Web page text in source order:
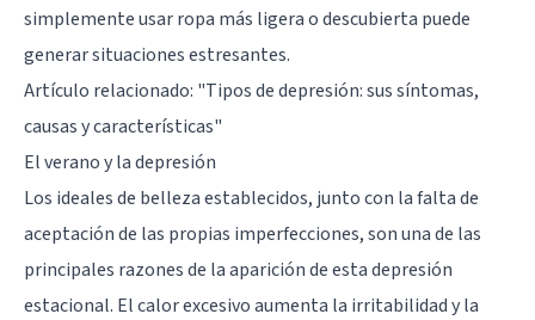
simplemente usar ropa más ligera o descubierta puede
generar situaciones estresantes.
Artículo relacionado: "Tipos de depresión: sus síntomas,
causas y características"
El verano y la depresión
Los ideales de belleza establecidos, junto con la falta de
aceptación de las propias imperfecciones, son una de las
principales razones de la aparición de esta depresión
estacional. El calor excesivo aumenta la irritabilidad y la